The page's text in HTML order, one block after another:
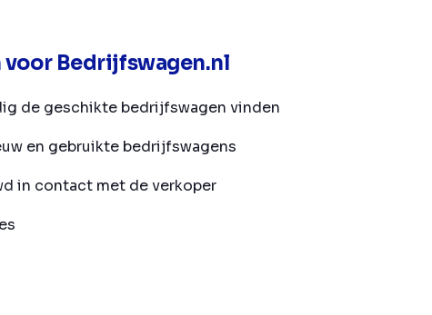
voor Bedrijfswagen.nl
de geschikte bedrijfswagen vinden
en gebruikte bedrijfswagens
in contact met de verkoper